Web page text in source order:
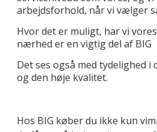
arbejdsforhold, når vi vælger
Hvor det er muligt, har vi
nærhed er en vigtig del af BIG
Det ses også med tydelighed i
og den høje kvalitet.
Hos BIG køber du ikke kun